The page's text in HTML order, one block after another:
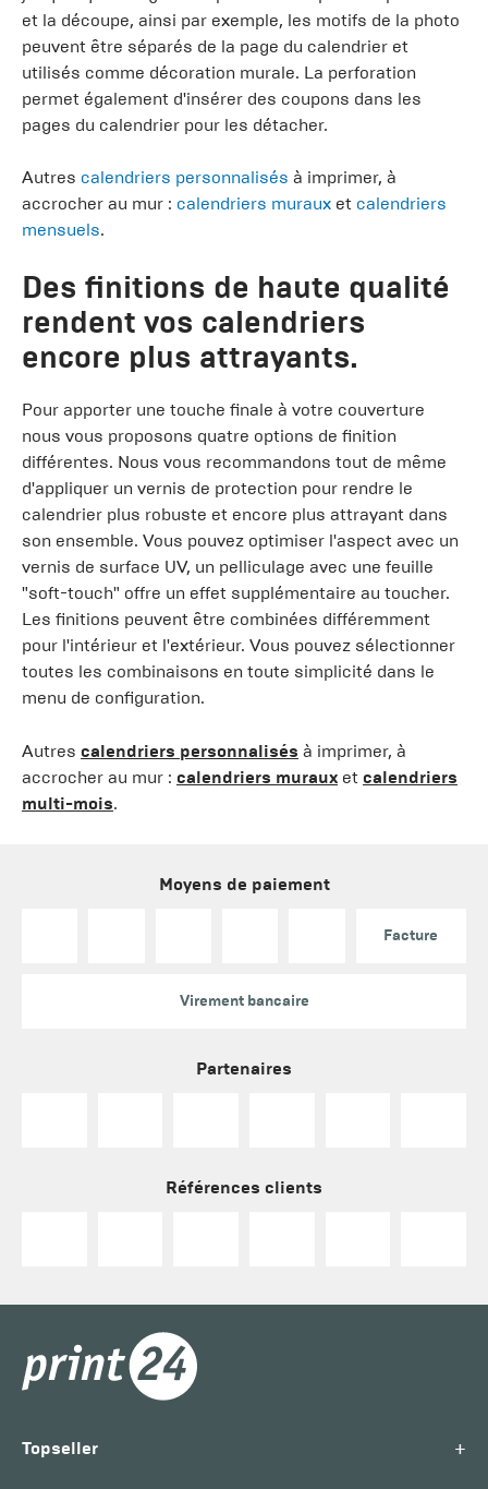
et la découpe, ainsi par exemple, les motifs de la photo
peuvent être séparés de la page du calendrier et
utilisés comme décoration murale. La perforation
permet également d'insérer des coupons dans les
pages du calendrier pour les détacher.
Autres calendriers personnalisés à imprimer, à
accrocher au mur : calendriers muraux et calendriers
mensuels.
Des finitions de haute qualité
rendent vos calendriers
encore plus attrayants.
Pour apporter une touche finale à votre couverture
nous vous proposons quatre options de finition
différentes. Nous vous recommandons tout de même
d'appliquer un vernis de protection pour rendre le
calendrier plus robuste et encore plus attrayant dans
son ensemble. Vous pouvez optimiser l'aspect avec un
vernis de surface UV, un pelliculage avec une feuille
"soft-touch" offre un effet supplémentaire au toucher.
Les finitions peuvent être combinées différemment
pour l'intérieur et l'extérieur. Vous pouvez sélectionner
toutes les combinaisons en toute simplicité dans le
menu de configuration.
Autres calendriers personnalisés à imprimer, à
accrocher au mur : calendriers muraux et calendriers
multi-mois.
Moyens de paiement
Facture
Virement bancaire
Partenaires
Références clients
Topseller +